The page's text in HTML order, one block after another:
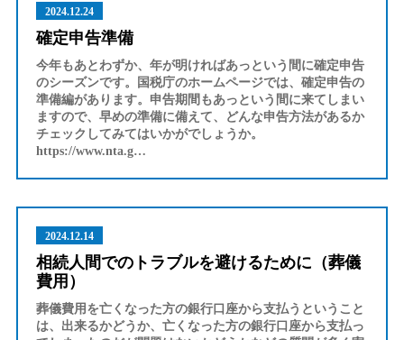
2024.12.24
確定申告準備
今年もあとわずか、年が明ければあっという間に確定申告
のシーズンです。国税庁のホームページでは、確定申告の
準備編があります。申告期間もあっという間に来てしまい
ますので、早めの準備に備えて、どんな申告方法があるか
チェックしてみてはいかがでしょうか。
https://www.nta.g…
2024.12.14
相続人間でのトラブルを避けるために（葬儀
費用）
葬儀費用を亡くなった方の銀行口座から支払うということ
は、出来るかどうか、亡くなった方の銀行口座から支払っ